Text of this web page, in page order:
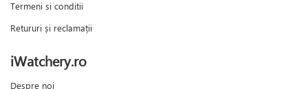
Termeni si conditii
Retururi și reclamații
iWatchery.ro
Despre noi